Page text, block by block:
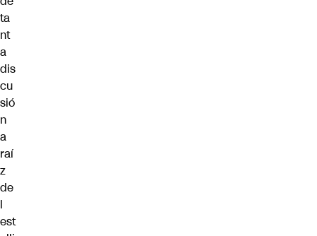
ta
nt
a
dis
cu
sió
n
a
raí
z
de
l
est